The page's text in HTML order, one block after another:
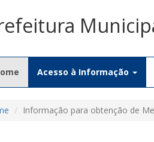
(current)
Acesso à Informação
Informação para obtenção de